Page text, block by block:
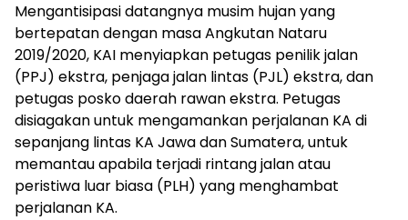
Mengantisipasi datangnya musim hujan yang
bertepatan dengan masa Angkutan Nataru
2019/2020, KAI menyiapkan petugas penilik jalan
(PPJ) ekstra, penjaga jalan lintas (PJL) ekstra, dan
petugas posko daerah rawan ekstra. Petugas
disiagakan untuk mengamankan perjalanan KA di
sepanjang lintas KA Jawa dan Sumatera, untuk
memantau apabila terjadi rintang jalan atau
peristiwa luar biasa (PLH) yang menghambat
perjalanan KA.